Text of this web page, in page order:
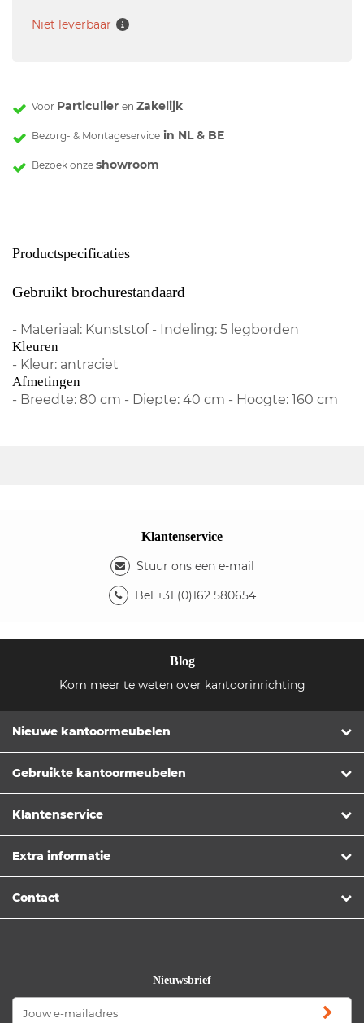
Niet leverbaar
Voor Particulier en Zakelijk
Bezorg- & Montageservice in NL & BE
Bezoek onze showroom
Productspecificaties
Gebruikt brochurestandaard
- Materiaal: Kunststof - Indeling: 5 legborden
Kleuren
- Kleur: antraciet
Afmetingen
- Breedte: 80 cm - Diepte: 40 cm - Hoogte: 160 cm
Klantenservice
Stuur ons een e-mail
Bel +31 (0)162 580654
Blog
Kom meer te weten over kantoorinrichting
Nieuwe kantoormeubelen
Gebruikte kantoormeubelen
Klantenservice
Extra informatie
Contact
Nieuwsbrief